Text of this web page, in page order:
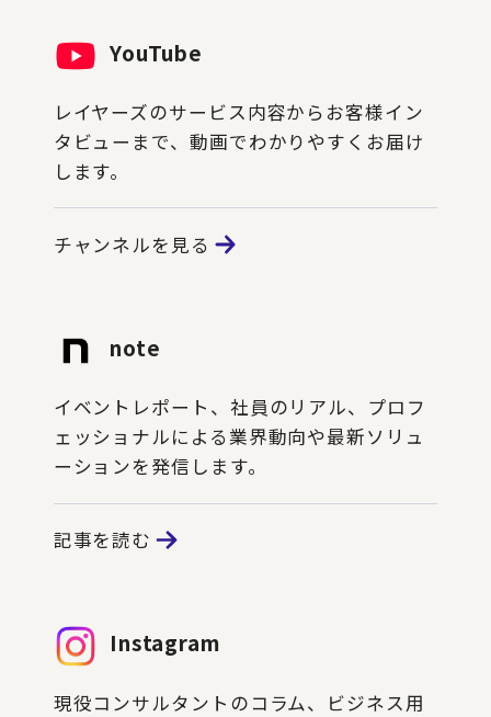
YouTube
レイヤーズのサービス内容からお客様イン
タビューまで、動画でわかりやすくお届け
します。
チャンネルを見る
note
イベントレポート、社員のリアル、プロフ
ェッショナルによる業界動向や最新ソリュ
ーションを発信します。
記事を読む
Instagram
現役コンサルタントのコラム、ビジネス用